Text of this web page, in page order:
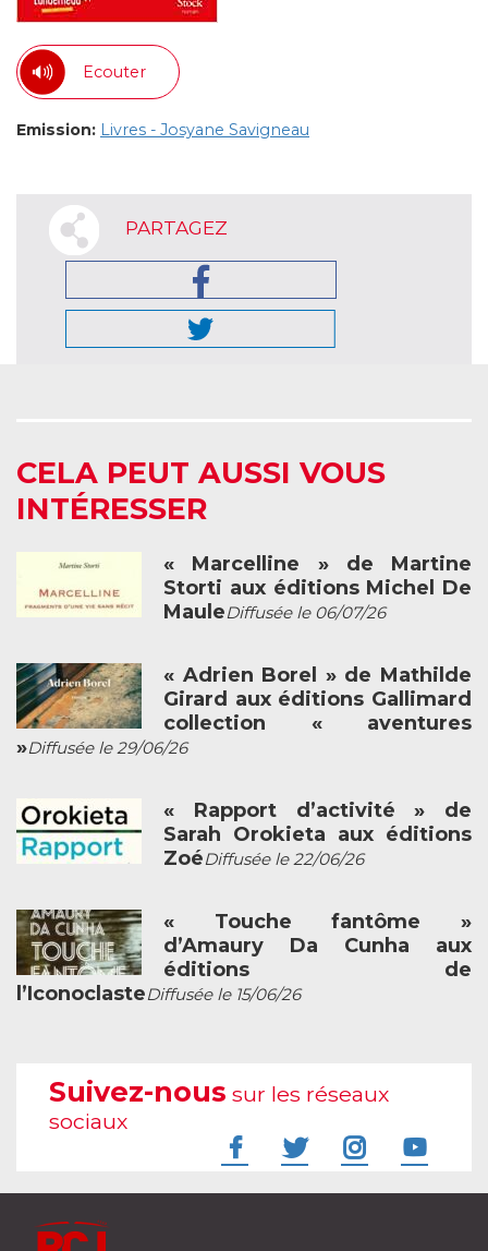
Ecouter
Emission: Livres - Josyane Savigneau
PARTAGEZ
CELA PEUT AUSSI VOUS
INTÉRESSER
« Marcelline » de Martine
Storti aux éditions Michel De
MauleDiffusée le 06/07/26
« Adrien Borel » de Mathilde
Girard aux éditions Gallimard
collection « aventures
»Diffusée le 29/06/26
« Rapport d’activité » de
Sarah Orokieta aux éditions
ZoéDiffusée le 22/06/26
« Touche fantôme »
d’Amaury Da Cunha aux
éditions de
l’IconoclasteDiffusée le 15/06/26
Suivez-nous sur les réseaux
sociaux